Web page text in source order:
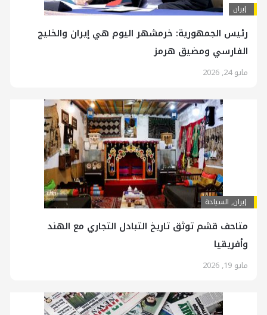
إيران
رئيس الجمهورية: خرمشهر اليوم هي إيران والخليج
الفارسي ومضيق هرمز
مايو 24, 2026
إيران, السياحة
متاحف قشم توثق تاريخ التبادل التجاري مع الهند
وأفريقيا
مايو 19, 2026